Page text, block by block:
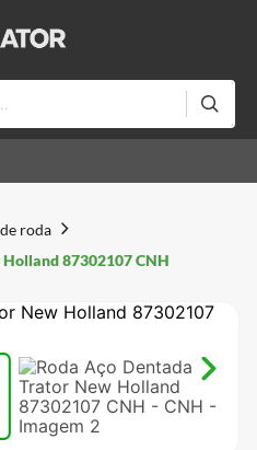
roda
87302107 CNH